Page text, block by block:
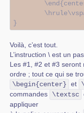
Voilà, c’est tout.
L’instruction \ est un
Les #1, #2 et #3
ordre ; tout ce qui se
\begin{center}
et
commandes
\textsc
appliquer